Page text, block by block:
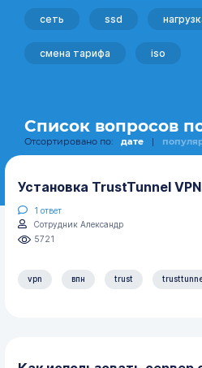
сеть ssd
смена тарифа iso
Список вопросов
Отсортировано по: дате |
Установка TrustTunnel
1 ответ
Сотрудник Александр
5721
vpn впн trust